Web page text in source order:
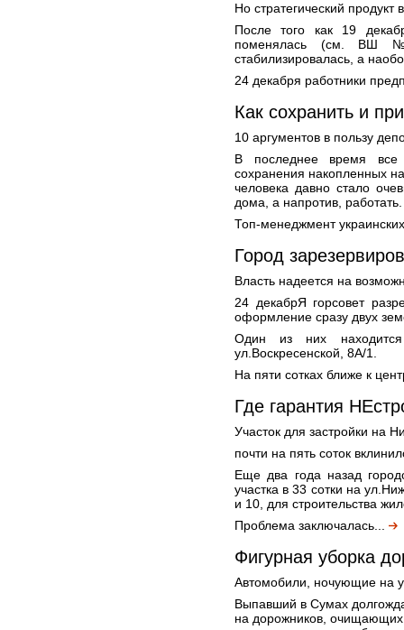
Но стратегический
После того как 19
поменялась (см. ВШ
стабилизировалась, а
24 декабря работники
Как сохранить и
10 аргументов в пользу
В последнее время все
сохранения накопленных
человека давно стало
дома, а напротив, работать.
Топ-менеджмент
Город
Власть надеется на
24 декабрЯ горсовет
оформление сразу двух
Один из них
ул.Воскресенской, 8А/1.
На пяти сотках ближе к
Где гарантия
Участок для застройки на
почти на пять соток
Еще два года назад
участка в 33 сотки на
и 10, для строительства
Проблема заключалась...
Фигурная уборка
Автомобили, ночующие на
Выпавший в Сумах
на дорожников, очищающих